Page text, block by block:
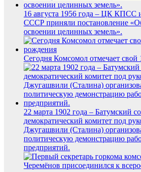
16 августа 1956 года – ЦК КПСС
СССР приняли постановление
освоении целинных земель».
Сегодня Комсомол отмечает
22 марта 1902 года – Батумский
демократический комитет под
Джугашвили (Сталина)
политическую демонстрацию
предприятий.